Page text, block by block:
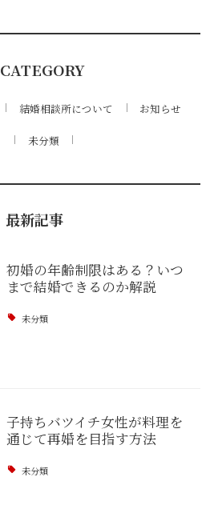
CATEGORY
結婚相談所について お知らせ
未分類
最新記事
初婚の年齢制限はある？いつ
まで結婚できるのか解説
未分類
子持ちバツイチ女性が料理を
通じて再婚を目指す方法
未分類